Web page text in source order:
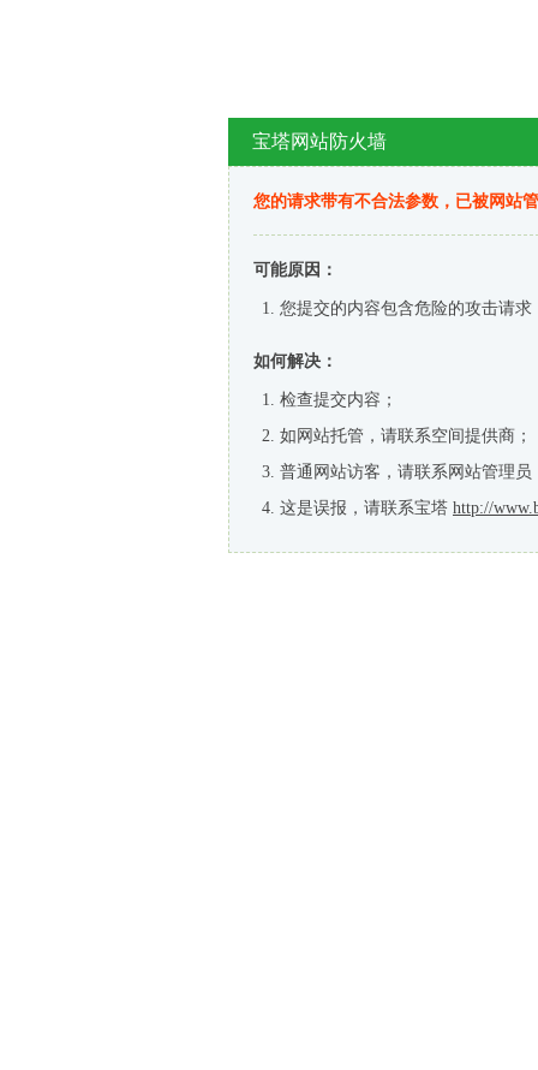
宝塔网站防火墙
您的请求带有不合法参数，已被网站
可能原因：
您提交的内容包含危险的攻击请求
如何解决：
检查提交内容；
如网站托管，请联系空间提供商；
普通网站访客，请联系网站管理员
这是误报，请联系宝塔 http://